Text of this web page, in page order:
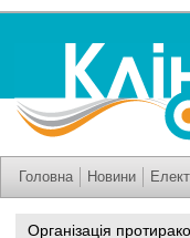
Головна Новини
Організація